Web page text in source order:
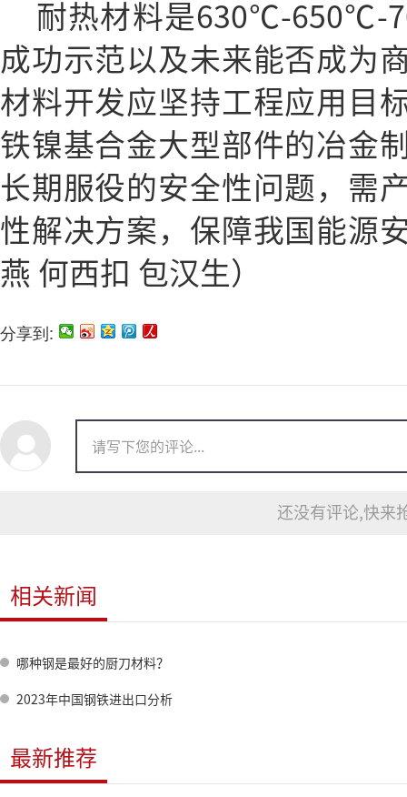
耐热材料是630℃-650℃-
成功示范以及未来能否成为
材料开发应坚持工程应用目
铁镍基合金大型部件的冶金
长期服役的安全性问题，需
性解决方案，保障我国能源
燕 何西扣 包汉生）
分享到:
还没有评论,快来
相关新闻
哪种钢是最好的厨刀材料？
2023年中国钢铁进出口分析
最新推荐